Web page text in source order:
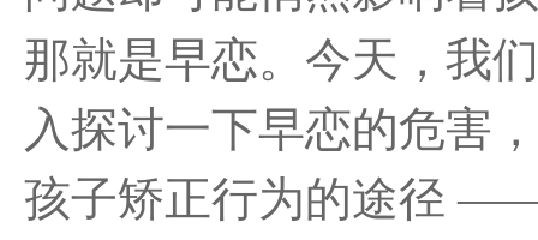
那就是早恋。今天，我
入探讨一下早恋的危害
孩子矫正行为的途径